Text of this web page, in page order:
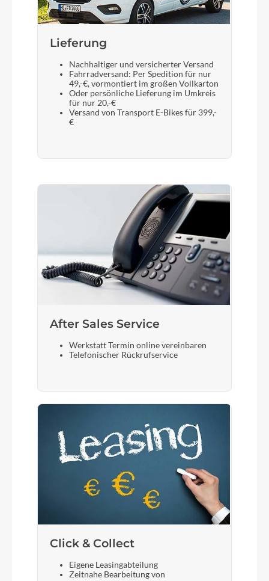
Lieferung
Nachhaltiger und versicherter Versand
Fahrradversand: Per Spedition für nur
49,-€, vormontiert im großen Vollkarton
Oder persönliche Lieferung im Umkreis
für nur 20,-€
Versand von Transport E-Bikes für 399,-
€
After Sales Service
Werkstatt Termin online vereinbaren
Telefonischer Rückrufservice
Click & Collect
Eigene Leasingabteilung
Zeitnahe Bearbeitung von